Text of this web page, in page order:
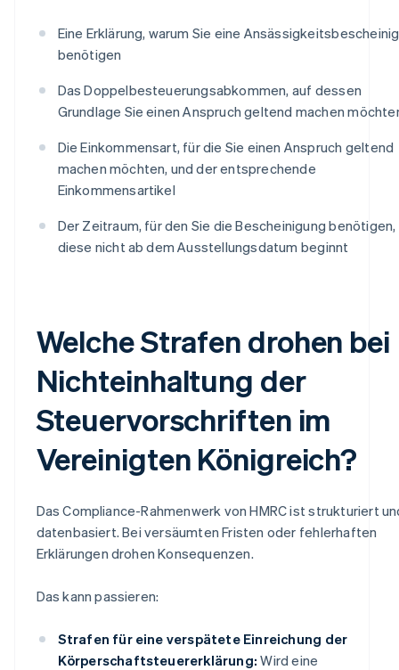
Eine Erklärung, warum Sie eine
benötigen
Das Doppelbesteuerungsabkommen, auf dessen
Grundlage Sie einen Anspruch geltend machen
Die Einkommensart, für die Sie einen Anspruch geltend
machen möchten, und der entsprechende
Einkommensartikel
Der Zeitraum, für den Sie die Bescheinigung
diese nicht ab dem Ausstellungsdatum beginnt
Welche Strafen drohen bei
Nichteinhaltung der
Steuervorschriften im
Vereinigten Königreich?
Das Compliance-Rahmenwerk von HMRC ist strukturiert
datenbasiert. Bei versäumten Fristen oder fehlerhaften
Erklärungen drohen Konsequenzen.
Das kann passieren:
Strafen für eine verspätete Einreichung der
Körperschaftsteuererklärung: Wird eine